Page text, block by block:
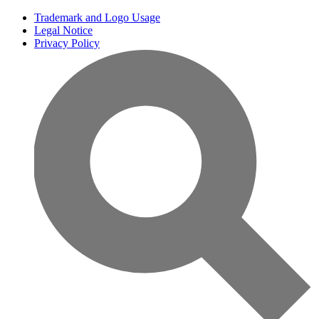
Trademark and Logo Usage
Legal Notice
Privacy Policy